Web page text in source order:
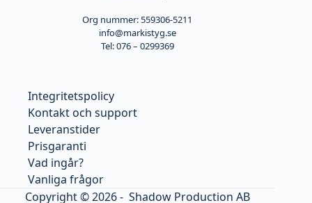
Org nummer: 559306-5211
info@markistyg.se
Tel: 076 – 0299369
Integritetspolicy
Kontakt och support
Leveranstider
Prisgaranti
Vad ingår?
Vanliga frågor
Copyright © 2026 - Shadow Production AB